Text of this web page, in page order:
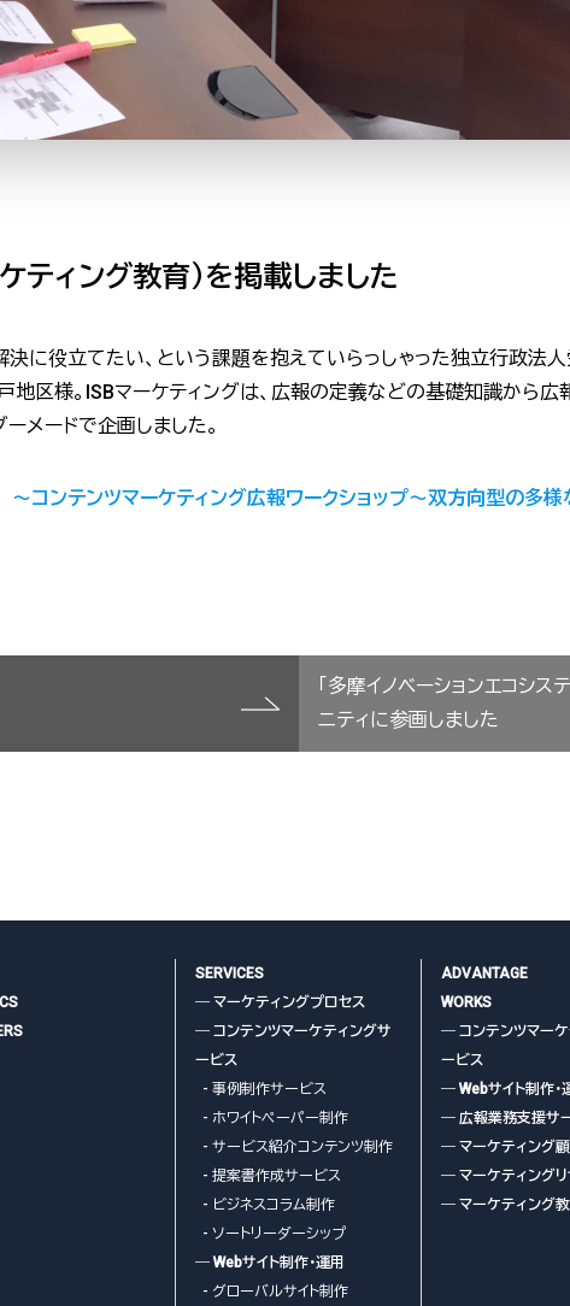
ティング教育）を掲載しました
に役立てたい、という課題を抱えていらっしゃった独立行政
区様。ISBマーケティングは、広報の定義などの基礎知識から
メードで企画しました。
コンテンツマーケティング広報ワークショップ～双方向型の多様
「多摩イノベーションエコシス
ニティに参画しました
SERVICES
― マーケティングプロセス
― コンテンツマーケティングサ
ービス
- 事例制作サービス
- ホワイトペーパー制作
- サービス紹介コンテンツ制作
- 提案書作成サービス
- ビジネスコラム制作
- ソートリーダーシップ
― Webサイト制作・運用
- グローバルサイト制作
ADVANTAGE
WORKS
― コンテンツマーケ
ービス
― Webサイト制作・
― 広報業務支援サ
― マーケティング
― マーケティング
― マーケティング